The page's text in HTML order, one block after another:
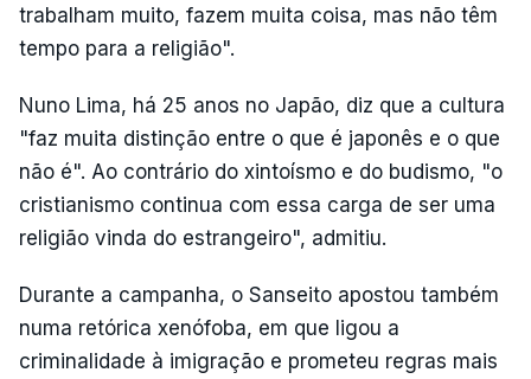
trabalham muito, fazem muita coisa, mas não têm
tempo para a religião".
Nuno Lima, há 25 anos no Japão, diz que a cultura
"faz muita distinção entre o que é japonês e o que
não é". Ao contrário do xintoísmo e do budismo, "o
cristianismo continua com essa carga de ser uma
religião vinda do estrangeiro", admitiu.
Durante a campanha, o Sanseito apostou também
numa retórica xenófoba, em que ligou a
criminalidade à imigração e prometeu regras mais